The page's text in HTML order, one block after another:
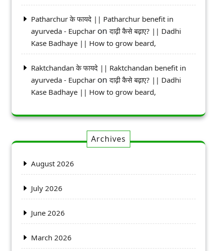
Patharchur के फायदे || Patharchur benefit in
ayurveda - Eupchar onदाढ़ी कैसे बढ़ाए? || Dadhi
Kase Badhaye || How to grow beard,
Raktchandan के फायदे || Raktchandan benefit in
ayurveda - Eupchar onदाढ़ी कैसे बढ़ाए? || Dadhi
Kase Badhaye || How to grow beard,
Archives
August 2026
July 2026
June 2026
March 2026